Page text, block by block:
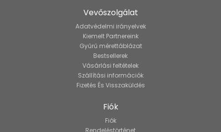
Vevőszolgálat
Adatvédelmi irányelvek
Kiemelt Partnereink
Gyűrű mérettáblázat
Bestsellerek
Vásárlási feltételek
Szállítási információk
Fizetés És Visszaküldés
Fiók
Fiók
Rendeléstörténet